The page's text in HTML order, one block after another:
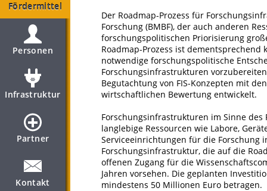
Fördermittel
Personen
Infrastruktur
Partner
Kontakt
Der Roadmap-Prozess für
Forschung (BMBF), der auch anderen
forschungspolitischen Priorisierung
Roadmap-Prozess ist
notwendige forschungspolitische
Forschungsinfrastrukturen
Begutachtung von FIS-Konzepten mit
wirtschaftlichen Bewertung entwickelt.
Forschungsinfrastrukturen im Sinne des
langlebige Ressourcen wie Labore,
Serviceeinrichtungen für die Forschung
Forschungsinfrastruktur, die auf die
offenen Zugang für die
Jahren vorsehen. Die geplanten
mindestens 50 Millionen Euro betragen.